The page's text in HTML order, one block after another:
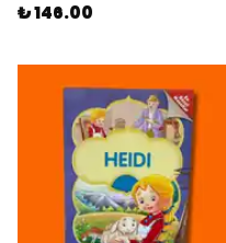
₺ 146.00